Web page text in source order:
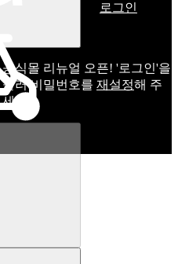
공식몰 리뉴얼 오픈! '로그인'을
눌러 비밀번호를 재설정해 주
세요.
로그인